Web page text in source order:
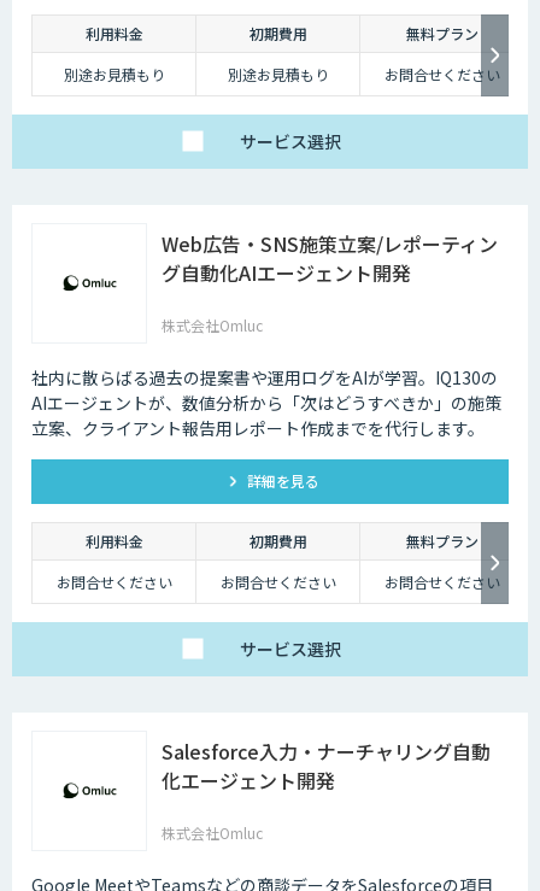
利用料金 初期費用
無料プラン
別途お見積もり
別途お見積もり お問合せください
サービス選択
Web広告・SNS施策立案/レポーティン
グ自動化AIエージェント開発
株式会社Omluc
社内に散らばる過去の提案書や運用ログをAIが学習。IQ130の
AIエージェントが、数値分析から「次はどうすべきか」の施策
立案、クライアント報告用レポート作成までを代行します。
詳細を見る
利用料金 初期費用
無料プラン
お問合せください
お問合せください お問合せください
サービス選択
Salesforce入力・ナーチャリング自動
化エージェント開発
株式会社Omluc
Google MeetやTeamsなどの商談データをSalesforceの項目